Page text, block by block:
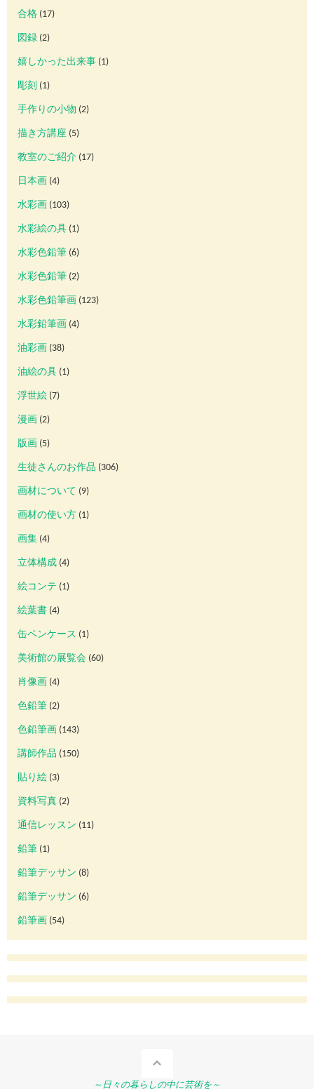
合格 (17)
図録 (2)
嬉しかった出来事 (1)
彫刻 (1)
手作りの小物 (2)
描き方講座 (5)
教室のご紹介 (17)
日本画 (4)
水彩画 (103)
水彩絵の具 (1)
水彩色鉛筆 (6)
水彩色鉛筆 (2)
水彩色鉛筆画 (123)
水彩鉛筆画 (4)
油彩画 (38)
油絵の具 (1)
浮世絵 (7)
漫画 (2)
版画 (5)
生徒さんのお作品 (306)
画材について (9)
画材の使い方 (1)
画集 (4)
立体構成 (4)
絵コンテ (1)
絵葉書 (4)
缶ペンケース (1)
美術館の展覧会 (60)
肖像画 (4)
色鉛筆 (2)
色鉛筆画 (143)
講師作品 (150)
貼り絵 (3)
資料写真 (2)
通信レッスン (11)
鉛筆 (1)
鉛筆デッサン (8)
鉛筆デッサン (6)
鉛筆画 (54)
～日々の暮らしの中に芸術を～